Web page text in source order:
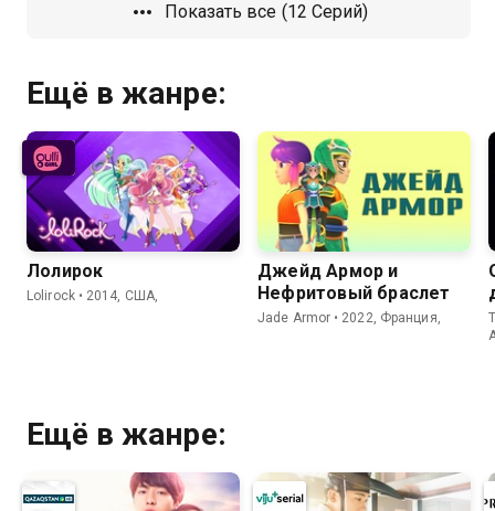
Показать все (12 Серий)
Ещё в жанре:
Лолирок
Lolirock • 2014, США,
Джейд Армор и
Нефритовый браслет
Jade Armor • 2022, Франция,
Ещё в жанре: